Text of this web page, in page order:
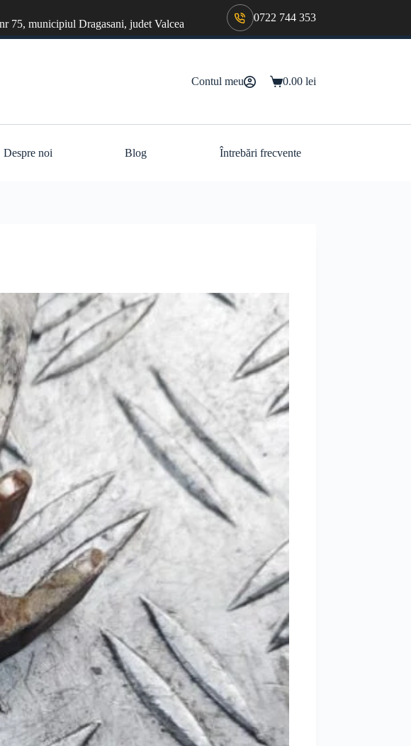
75, municipiul Dragasani, judet Valcea
0722 744 353
Contul meu
Coș0.00 lei
Despre noi Blog Întrebări frecvente